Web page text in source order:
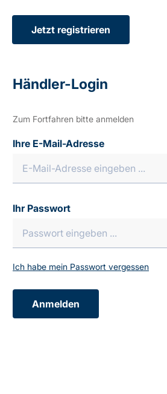
Jetzt registrieren
Händler-Login
Zum Fortfahren bitte anmelden
Ihre E-Mail-Adresse
Ihr Passwort
Ich habe mein Passwort vergessen
Anmelden